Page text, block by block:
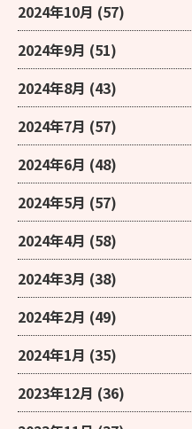
2024年10月 (57)
2024年9月 (51)
2024年8月 (43)
2024年7月 (57)
2024年6月 (48)
2024年5月 (57)
2024年4月 (58)
2024年3月 (38)
2024年2月 (49)
2024年1月 (35)
2023年12月 (36)